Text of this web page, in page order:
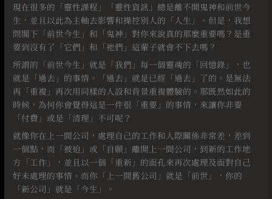
現在很多的「靈性課程」「靈性資訊」總是離不開鬼神和前世今
生，並且以此為主軸去影響和操控別人的「人生」。但是，我想
問閣下「前世今生」和「鬼神」對你來說真的那麼重要嗎？是重
要到沒有了「它們」和「祂們」這輩子就會不下去嗎？
所謂的「前世今生」就是「我們」每一個靈魂的「回憶錄」，也
就是「過去」的事情。「過去」就是已經「過去」了的。是無法
再「重複」再次用同樣的人設和背景重複體驗的。那既然如此的
時候，為何你會覺得這是一件很「重要」的事情，來讓你非要
「付費」或是「清理」不可呢？
就像你在上一間公司，處理自己的工作和人際關係非常差，差到
一個點，而「被迫」或「自願」離開上一間公司，到新的工作地
方「工作」，並且以一個「重新」的面孔來再次處理及面對自己
好未處理的事情。而你「上一間舊公司」就是「前世」，你的
「新公司」就是「今生」。